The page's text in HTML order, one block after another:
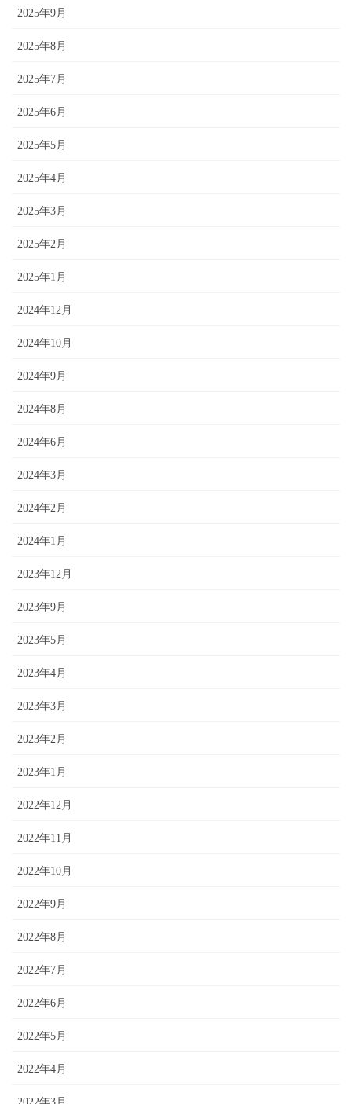
2025年9月
2025年8月
2025年7月
2025年6月
2025年5月
2025年4月
2025年3月
2025年2月
2025年1月
2024年12月
2024年10月
2024年9月
2024年8月
2024年6月
2024年3月
2024年2月
2024年1月
2023年12月
2023年9月
2023年5月
2023年4月
2023年3月
2023年2月
2023年1月
2022年12月
2022年11月
2022年10月
2022年9月
2022年8月
2022年7月
2022年6月
2022年5月
2022年4月